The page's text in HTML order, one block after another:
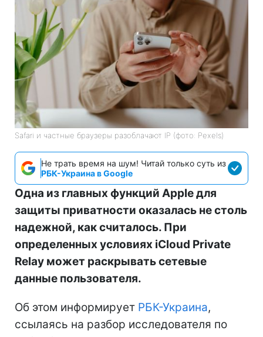
Safari и частные браузеры разоблачают IP (фото: Pexels)
Не трать время на шум! Читай только суть из
РБК-Украина в Google
Одна из главных функций Apple для
защиты приватности оказалась не столь
надежной, как считалось. При
определенных условиях iCloud Private
Relay может раскрывать сетевые
данные пользователя.
Об этом информирует РБК-Украина,
ссылаясь на разбор исследователя по